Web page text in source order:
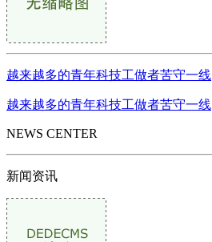
越来越多的青年科技工做者苦守一线
越来越多的青年科技工做者苦守一线
NEWS CENTER
新闻资讯